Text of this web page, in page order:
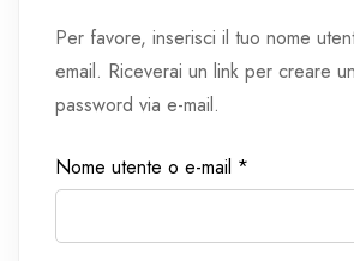
Per favore, inserisci il tuo nome
email. Riceverai un link per creare
password via e-mail.
Nome utente o e-mail *